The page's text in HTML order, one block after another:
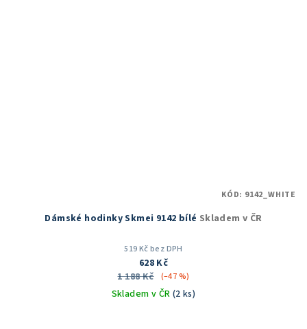
Dámské hodinky Skmei 9142 bílé Skladem v ČR
519 Kč bez DPH
628 Kč
1 188 Kč
(–47 %)
Skladem v ČR (2 ks)
KÓD: 9142_WHITE